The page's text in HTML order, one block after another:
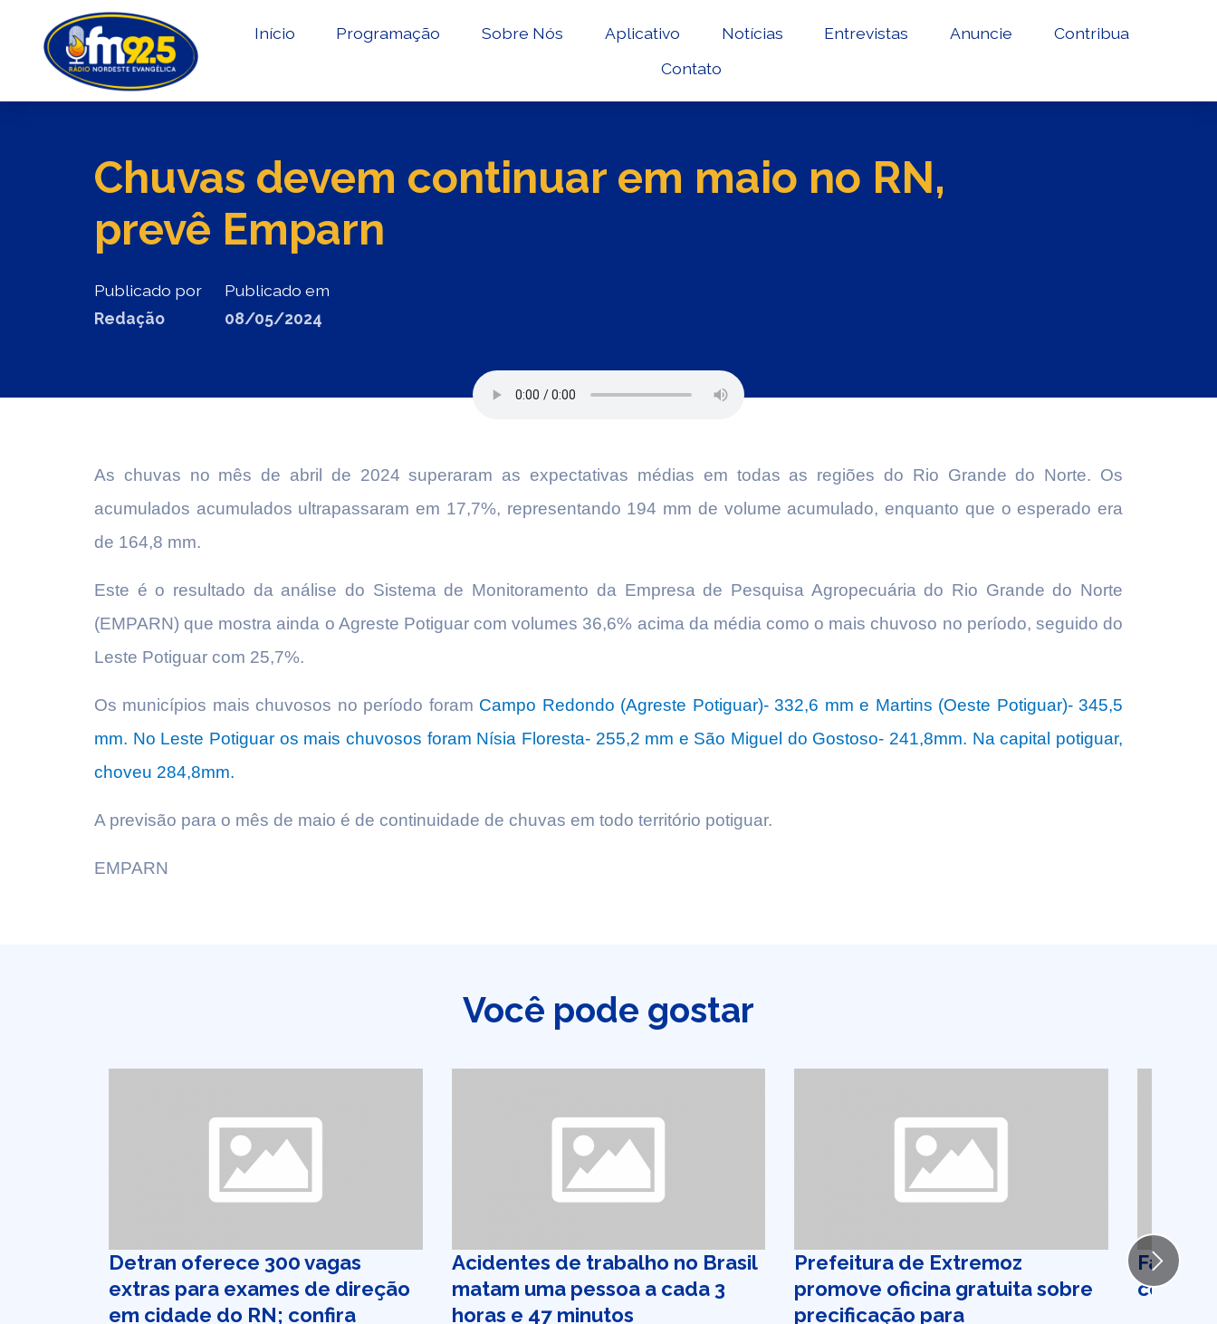
Início Programação Sobre Nós Aplicativo Notícias Entrevistas Anuncie
Contribua
Contato
Chuvas devem continuar em maio no RN,
prevê Emparn
Publicado por
Redação
Publicado em
08/05/2024
As chuvas no mês de abril de 2024 superaram as expectativas médias em todas as regiões do Rio Grande do Norte. Os
acumulados acumulados ultrapassaram em 17,7%, representando 194 mm de volume acumulado, enquanto que o esperado era
de 164,8 mm.
Este é o resultado da análise do Sistema de Monitoramento da Empresa de Pesquisa Agropecuária do Rio Grande do Norte
(EMPARN) que mostra ainda o Agreste Potiguar com volumes 36,6% acima da média como o mais chuvoso no período, seguido do
Leste Potiguar com 25,7%.
Os municípios mais chuvosos no período foram Campo Redondo (Agreste Potiguar)- 332,6 mm e Martins (Oeste Potiguar)- 345,5
mm. No Leste Potiguar os mais chuvosos foram Nísia Floresta- 255,2 mm e São Miguel do Gostoso- 241,8mm. Na capital potiguar,
choveu 284,8mm.
A previsão para o mês de maio é de continuidade de chuvas em todo território potiguar.
EMPARN
Você pode gostar
Detran oferece 300 vagas
extras para exames de direção
em cidade do RN; confira
Acidentes de trabalho no Brasil
matam uma pessoa a cada 3
horas e 47 minutos
Prefeitura de Extremoz
promove oficina gratuita sobre
precificação para
Faeti
Next